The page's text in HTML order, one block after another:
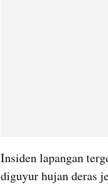
Insiden lapangan
diguyur hujan deras